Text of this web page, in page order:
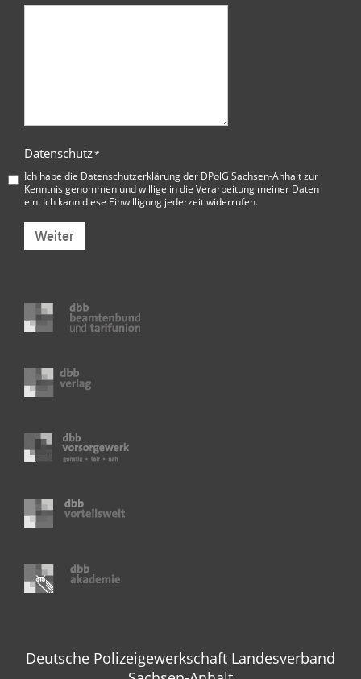
Datenschutz*
Ich habe die Datenschutzerklärung der DPolG Sachsen-Anhaltzur
Kenntnis genommen und willige in die Verarbeitung meiner Daten
ein. Ich kann diese Einwilligung jederzeit widerrufen.
Weiter
Deutsche Polizeigewerkschaft Landesverband